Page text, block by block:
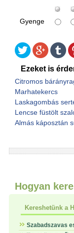
Gyenge
Ezeket is
Citromos
Marhatekercs
Laskagombás
Lencse füstölt
Almás káposztán
Hogyan
Kereshetünk a
Szabadszavas